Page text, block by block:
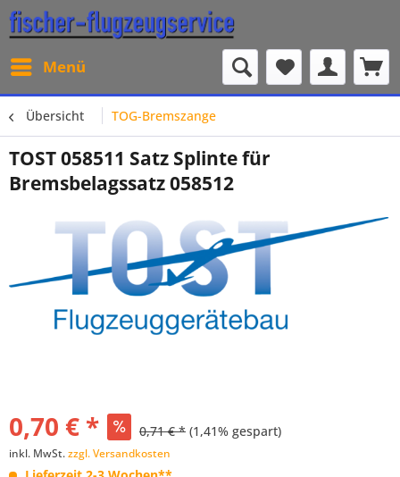
Menü
Übersicht TOG-Bremszange
TOST 058511 Satz Splinte für
Bremsbelagssatz 058512
0,70 € * 0,71 € * (1,41% gespart)
inkl. MwSt.zzgl. Versandkosten